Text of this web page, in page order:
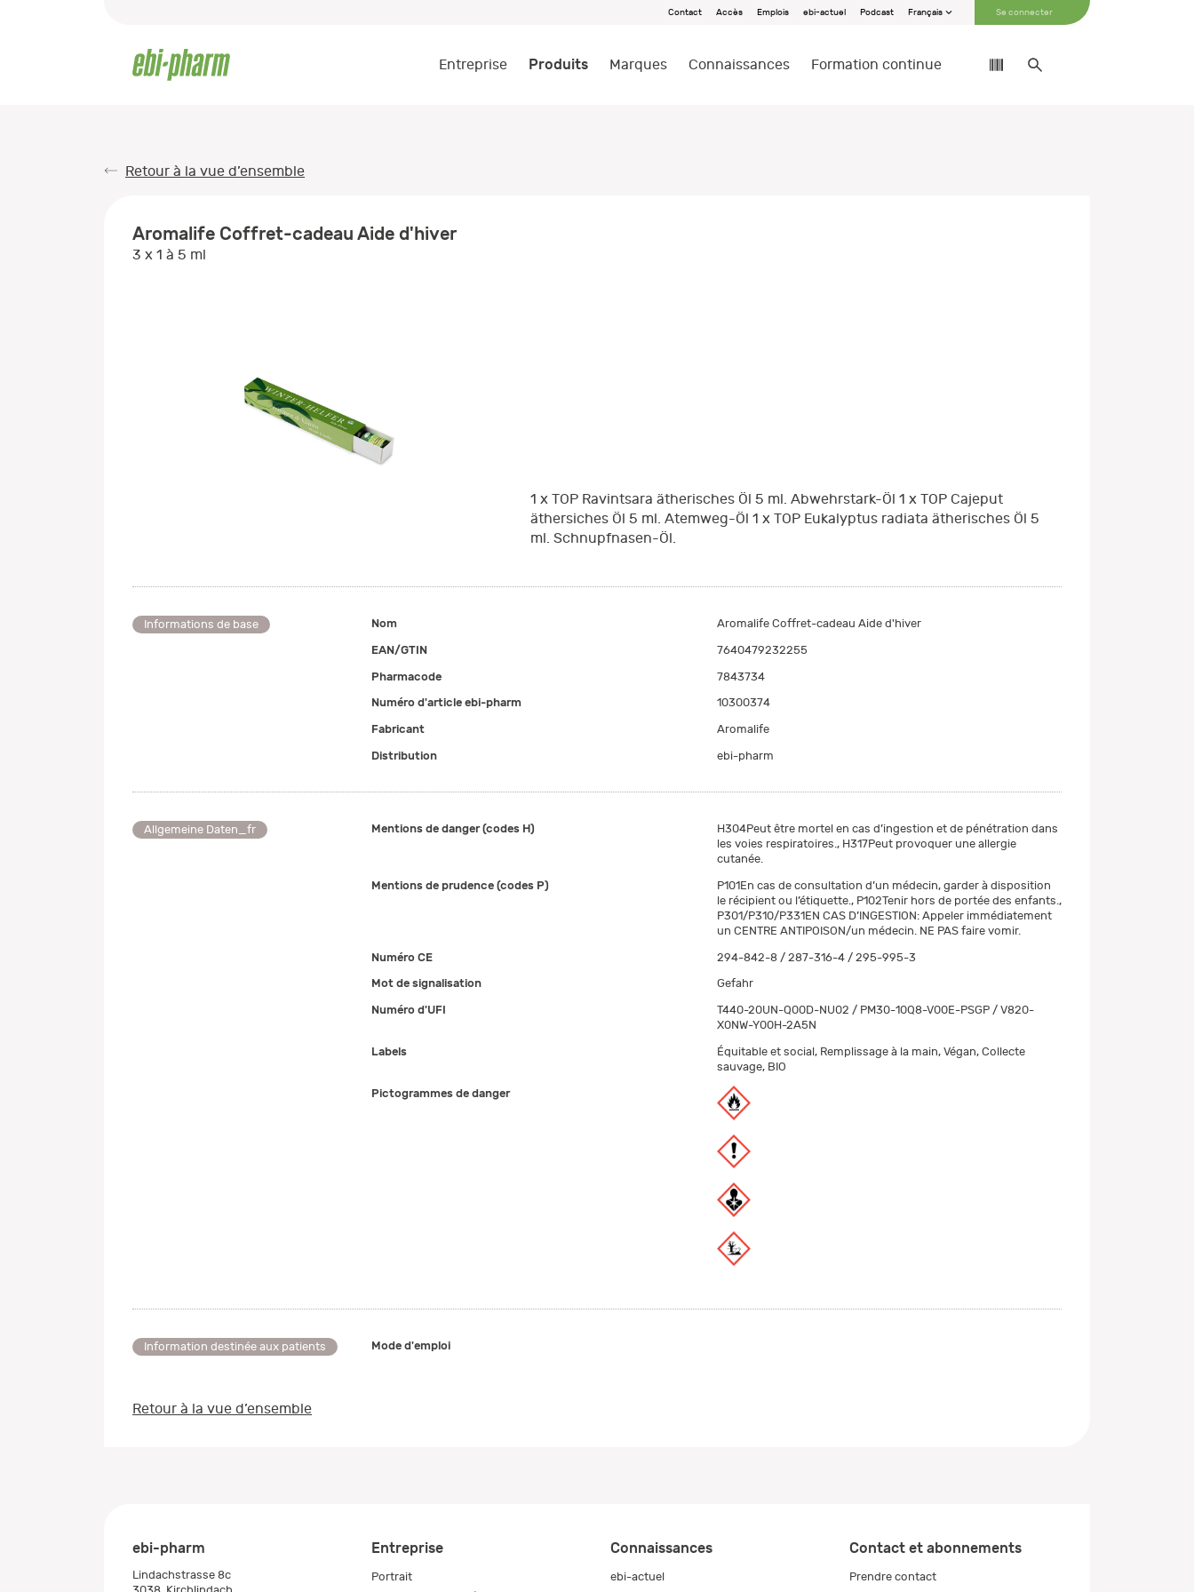
Contact Accès Emplois ebi-actuel Podcast Français Se connecter
Entreprise Produits Marques Connaissances Formation continue
Retour à la vue d’ensemble
Aromalife Coffret-cadeau Aide d'hiver
3 x 1 à 5 ml
1 x TOP Ravintsara ätherisches Öl 5 ml. Abwehrstark-Öl 1 x TOP Cajeput
äthersiches Öl 5 ml. Atemweg-Öl 1 x TOP Eukalyptus radiata ätherisches Öl 5
ml. Schnupfnasen-Öl.
Informations de base Nom
Aromalife Coffret-cadeau Aide d'hiver
EAN/GTIN
7640479232255
Pharmacode
7843734
Numéro d'article ebi-pharm
10300374
Fabricant
Aromalife
Distribution
ebi-pharm
Allgemeine Daten_fr Mentions de danger (codes H)
H304Peut être mortel en cas d’ingestion et de pénétration dans
les voies respiratoires., H317Peut provoquer une allergie
cutanée.
Mentions de prudence (codes P)
P101En cas de consultation d’un médecin, garder à disposition
le récipient ou l’étiquette., P102Tenir hors de portée des enfants.,
P301/P310/P331EN CAS D’INGESTION: Appeler immédiatement
un CENTRE ANTIPOISON/un médecin. NE PAS faire vomir.
Numéro CE
294-842-8 / 287-316-4 / 295-995-3
Mot de signalisation
Gefahr
Numéro d'UFI
T440-20UN-Q00D-NU02 / PM30-10Q8-V00E-PSGP / V820-
X0NW-Y00H-2A5N
Labels
Équitable et social, Remplissage à la main, Végan, Collecte
sauvage, BIO
Pictogrammes de danger
Information destinée aux patients Mode d'emploi
Retour à la vue d’ensemble
ebi-pharm
Lindachstrasse 8c
Entreprise
Portrait
Connaissances
ebi-actuel
Contact et abonnements
Prendre contact